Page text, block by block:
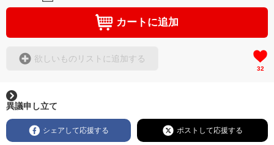
カートに追加
欲しいものリストに追加する
32
異議申し立て
シェアして応援する ポストして応援する